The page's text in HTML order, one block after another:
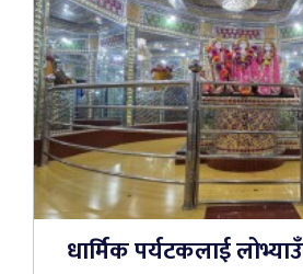
धार्मिक पर्यटकलाई